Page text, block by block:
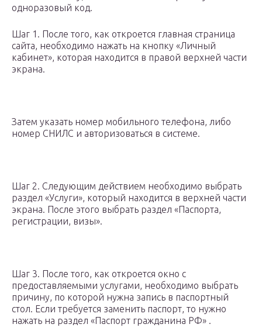
одноразовый код.
Шаг 1. После того, как откроется главная страница
сайта, необходимо нажать на кнопку «Личный
кабинет», которая находится в правой верхней части
экрана.
Затем указать номер мобильного телефона, либо
номер СНИЛС и авторизоваться в системе.
Шаг 2. Следующим действием необходимо выбрать
раздел «Услуги», который находится в верхней части
экрана. После этого выбрать раздел «Паспорта,
регистрации, визы».
Шаг 3. После того, как откроется окно с
предоставляемыми услугами, необходимо выбрать
причину, по которой нужна запись в паспортный
стол. Если требуется заменить паспорт, то нужно
нажать на раздел «Паспорт гражданина РФ» .